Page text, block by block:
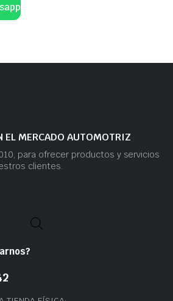
EL MERCADO AUTOMOTRIZ
para ofrecer productos y servicios
clientes.